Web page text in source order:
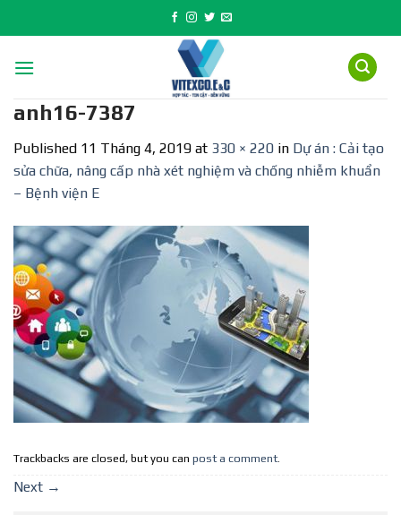
to
anh16-7387
Published 11 Tháng 4, 2019 at 330 × 220 in Dự án : Cải tạo
sửa chữa, nâng cấp nhà xét nghiệm và chống nhiễm khuẩn
– Bệnh viện E
Trackbacks are closed, but you can post a comment.
Next →